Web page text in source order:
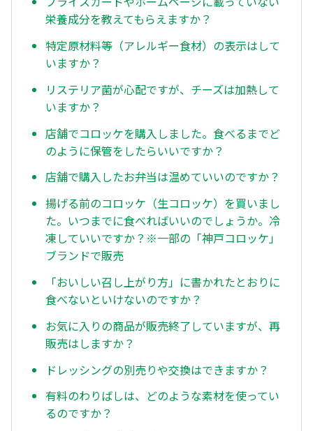
栄養成分を教えてもらえますか？
特定原材料等（アレルギー食材）の表示はして
いますか？
リステリア菌が心配ですが、チーズは加熱して
いますか？
店舗でコロッケを購入しました。食べるまでど
のように保管をしたらいいですか？
店舗で購入したお弁当は温めていいのですか？
揚げる前のコロッケ（生コロッケ）を買いまし
た。いつまでに食べればいいのでしょうか。冷
凍していいですか？※一部の「神戸コロッケ」
ブランドで販売
「おいしい召し上がり方」に書かれたとおりに
食べないといけないのですか？
お気に入りの商品が販売終了していますが、再
販売はしますか？
ドレッシングの別売りや交換はできますか？
有料のわりばしは、どのような素材を使ってい
るのですか？